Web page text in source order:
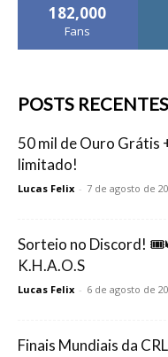
182,000
Fans
POSTS RECENTES
50 mil de Ouro Grátis
limitado!
Lucas Felix - 7 de agosto de
Sorteio no Discord!
K.H.A.O.S
Lucas Felix - 6 de agosto de
Finais Mundiais da